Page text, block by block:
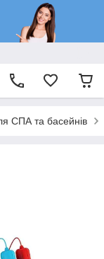
СПА та басейнів